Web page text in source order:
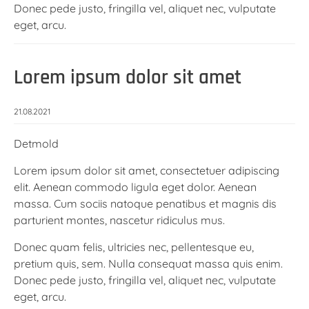
Donec pede justo, fringilla vel, aliquet nec, vulputate
eget, arcu.
Lorem ipsum dolor sit amet
21.08.2021
Detmold
Lorem ipsum dolor sit amet, consectetuer adipiscing
elit. Aenean commodo ligula eget dolor. Aenean
massa. Cum sociis natoque penatibus et magnis dis
parturient montes, nascetur ridiculus mus.
Donec quam felis, ultricies nec, pellentesque eu,
pretium quis, sem. Nulla consequat massa quis enim.
Donec pede justo, fringilla vel, aliquet nec, vulputate
eget, arcu.